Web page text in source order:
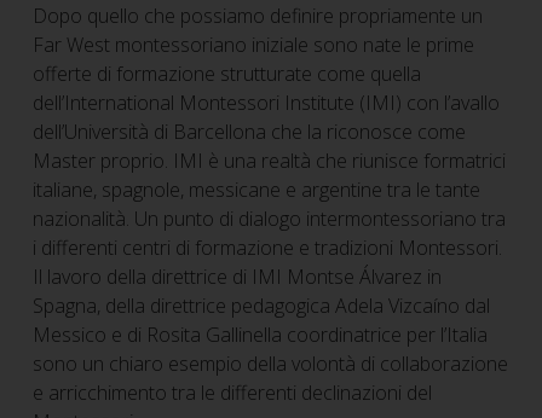
Dopo quello che possiamo definire propriamente un
Far West montessoriano iniziale sono nate le prime
offerte di formazione strutturate come quella
dell’International Montessori Institute (IMI) con l’avallo
dell’Università di Barcellona che la riconosce come
Master proprio. IMI è una realtà che riunisce formatrici
italiane, spagnole, messicane e argentine tra le tante
nazionalità. Un punto di dialogo intermontessoriano tra
i differenti centri di formazione e tradizioni Montessori.
Il lavoro della direttrice di IMI Montse Álvarez in
Spagna, della direttrice pedagogica Adela Vizcaíno dal
Messico e di Rosita Gallinella coordinatrice per l’Italia
sono un chiaro esempio della volontà di collaborazione
e arricchimento tra le differenti declinazioni del